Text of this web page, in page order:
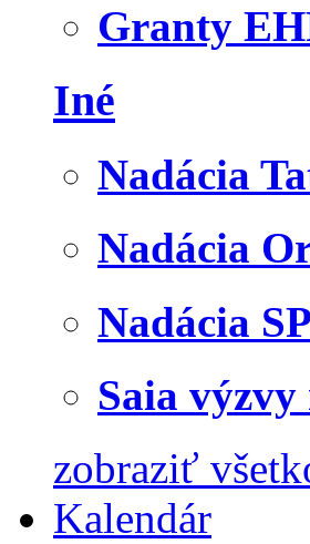
Granty
Iné
Nadácia
Nadácia
Nadácia
Saia
zobraziť
Kalendár